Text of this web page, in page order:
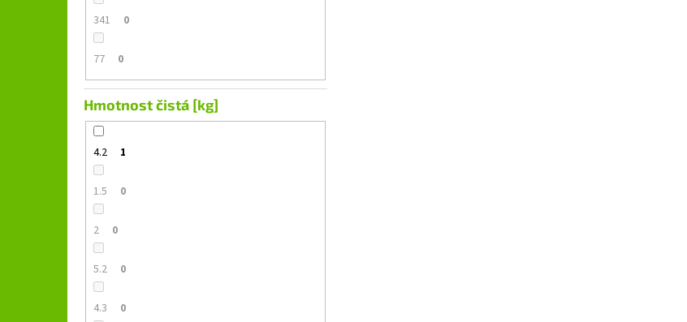
341 0
77 0
Hmotnost čistá [kg]
4.2 1
1.5 0
2 0
5.2 0
4.3 0